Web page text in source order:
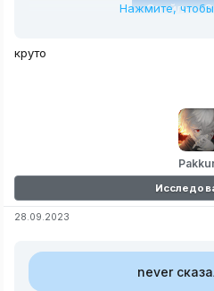
Спойлер:
Нажмите, чтобы
круто
28.09.2023
never